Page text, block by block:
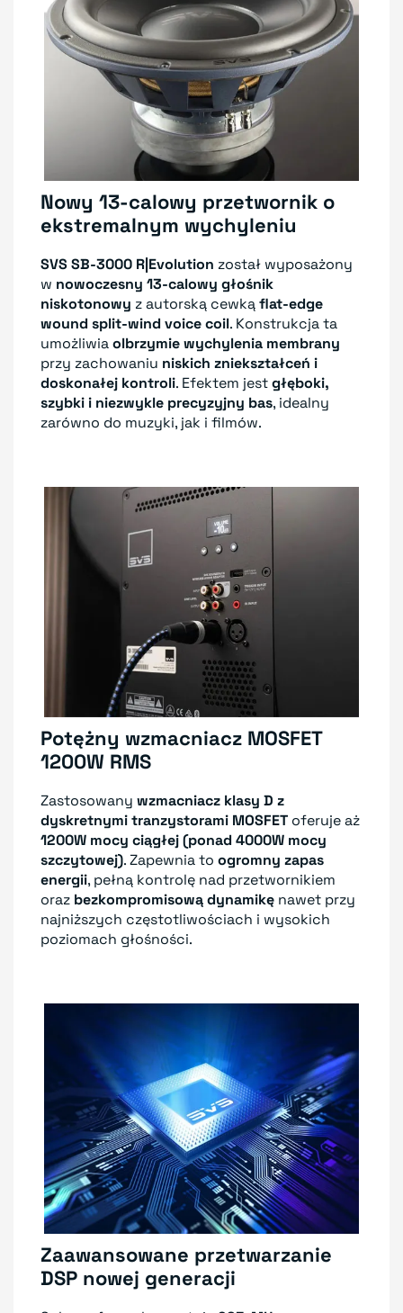
Nowy 13-calowy przetwornik o
ekstremalnym wychyleniu
SVS SB-3000 R|Evolution został wyposażony
w nowoczesny 13-calowy głośnik
niskotonowy z autorską cewkąflat-edge
wound split-wind voice coil. Konstrukcja ta
umożliwiaolbrzymie wychylenia membrany
przy zachowaniu niskich zniekształceń i
doskonałej kontroli. Efektem jestgłęboki,
szybki i niezwykle precyzyjny bas, idealny
zarówno do muzyki, jak i filmów.
Potężny wzmacniacz MOSFET
1200W RMS
Zastosowany wzmacniacz klasy D z
dyskretnymi tranzystorami MOSFET oferuje aż
1200W mocy ciągłej (ponad 4000W mocy
szczytowej). Zapewnia to ogromny zapas
energii, pełną kontrolę nad przetwornikiem
oraz bezkompromisową dynamikę nawet przy
najniższych częstotliwościach i wysokich
poziomach głośności.
Zaawansowane przetwarzanie
DSP nowej generacji